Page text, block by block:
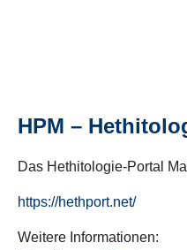
HPM –
Das Hethitologie-Portal
https://hethport.net/
Weitere Informationen: